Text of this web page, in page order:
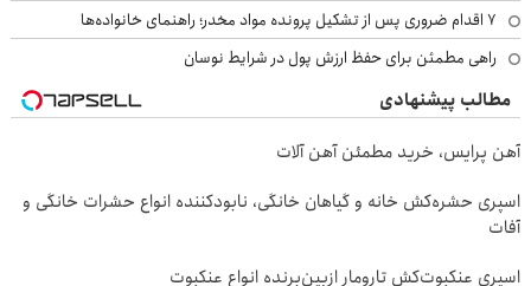
۷ اقدام ضروری پس از تشکیل پرونده مواد مخدر؛ راهنمای خانواده‌ها
راهی مطمئن برای حفظ ارزش پول در شرایط نوسان
مطالب پیشنهادی
آهن پرایس، خرید مطمئن آهن آلات
اسپری حشره‌کش خانه و گیاهان خانگی، نابودکننده انواع حشرات خانگی و
آفات
اسپری عنکبوت‌‌کش تارومار ازبین‌برنده انواع عنکبوت